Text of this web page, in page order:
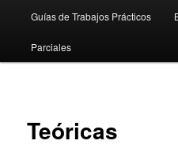
to
primary
Guías de Trabajos Prácticos
Parciales
Teóricas